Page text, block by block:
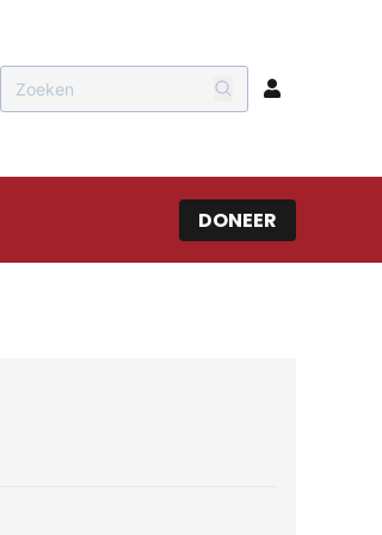
DONEER